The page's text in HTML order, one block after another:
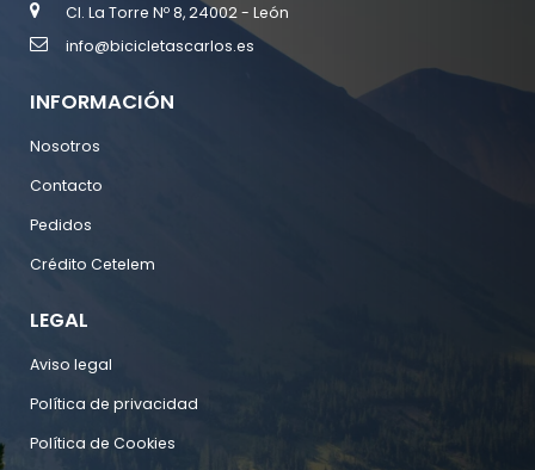
Cl. La Torre Nº 8, 24002 - León
info@bicicletascarlos.es
INFORMACIÓN
Nosotros
Contacto
Pedidos
Crédito Cetelem
LEGAL
Aviso legal
Política de privacidad
Política de Cookies